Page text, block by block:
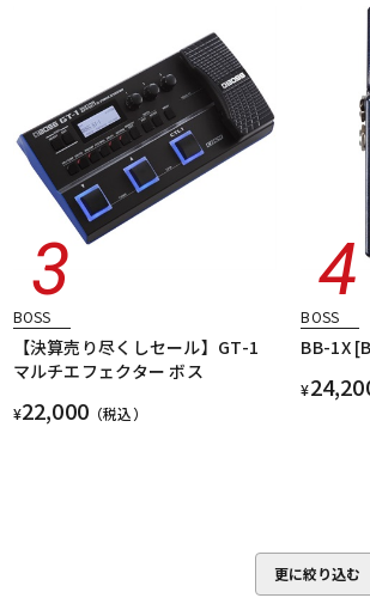
BOSS
【決算売り尽くしセール】GT-1
マルチエフェクター ボス
¥22,000 （税込）
BOSS
BB-1X
¥
更に絞り込む